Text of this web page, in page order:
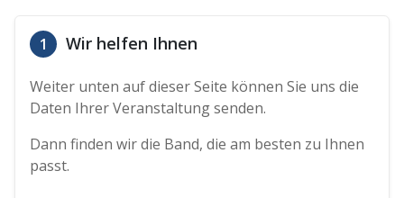
1 Wir helfen Ihnen
Weiter unten auf dieser Seite können Sie uns die
Daten Ihrer Veranstaltung senden.
Dann finden wir die Band, die am besten zu Ihnen
passt.